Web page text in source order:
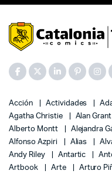
Acción Actividades
Agatha Christie
Alan Grant
Alberto Montt
Alejandra
Alfonso Azpiri
Alias
Andy Riley
Antartic
Artbook
Arte Arturo